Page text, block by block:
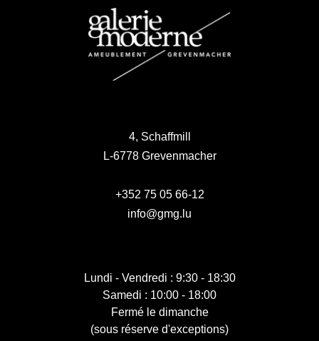
4, Schaffmill
L-6778 Grevenmacher
+352 75 05 66-12
info@gmg.lu
Lundi - Vendredi : 9:30 - 18:30
Samedi : 10:00 - 18:00
Fermé le dimanche
(sous réserve d'exceptions)